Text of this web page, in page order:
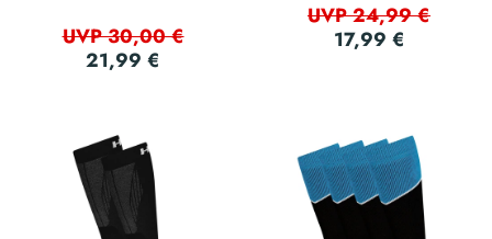
UVP 30,00 €
21,99 €
UVP 24,99 €
17,99 €